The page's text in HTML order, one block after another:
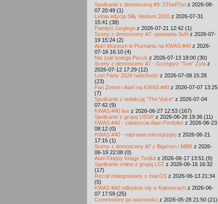
Spotkanie z demosceną #9: STeel/Tori z 2026-08-
07 20:49 (1)
Letnia edycja Silly Venture 2026 z 2026-07-31
15:41 (38)
Pamięci Jurgiego z 2026-07-21 12:42 (1)
Sceny z demosceny #7: opowiada SuN z 2026-07-
19 15:24 (2)
Atari Muzeum w Poznaniu na KWAS #40 z 2026-
07-16 16:10 (4)
Nie żyje kolega Pecuś z 2026-07-13 18:00 (30)
Sceny z demosceny #7 - Grzegorz "Sun" Żyła z
2026-07-12 17:29 (12)
Lost Party 2026 nadchodzi z 2026-07-08 15:28
(23)
Pan Zenon i Atari na KWAS #40 z 2026-07-07 13:25
(7)
Spotkanie z redakcją "The Voice" z 2026-07-04
07:42 (9)
KWAS #40 live z 2026-06-27 12:53 (167)
Spotkanie z grupą USSR z 2026-06-26 19:36 (11)
KWAS #40 - zabierzcie Atari Portfolio! z 2026-06-23
08:12 (0)
KWAS #40 - naprawa retrosprzętu z 2026-06-21
17:15 (1)
Sceny z demosceny #7 z Bigerem i MBR z 2026-
06-19 22:08 (0)
Atari Floppy Image Toolkit z 2026-06-17 13:51 (9)
Spotkanie online z grupą LST z 2026-06-16 16:32
(17)
Recoil zintegrowany z macOS z 2026-06-13 21:34
(5)
KWAS #40 odbędzie się w Katowicach z 2026-06-
07 17:59 (25)
Commodore po atarowsku z 2026-05-28 21:50 (21)